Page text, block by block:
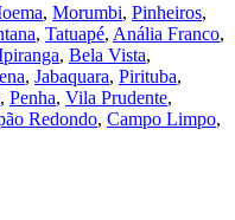
, Morumbi, Pinheiros,
, Tatuapé, Anália Franco,
, Bela Vista,
, Jabaquara, Pirituba,
, Penha, Vila Prudente,
Redondo, Campo Limpo,